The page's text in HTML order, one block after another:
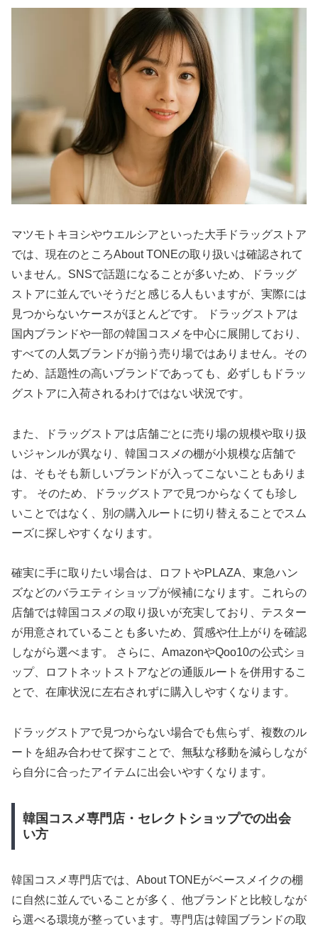
マツモトキヨシやウエルシアといった大手ドラッグストア
では、現在のところAbout TONEの取り扱いは確認されて
いません。SNSで話題になることが多いため、ドラッグ
ストアに並んでいそうだと感じる人もいますが、実際には
見つからないケースがほとんどです。 ドラッグストアは
国内ブランドや一部の韓国コスメを中心に展開しており、
すべての人気ブランドが揃う売り場ではありません。その
ため、話題性の高いブランドであっても、必ずしもドラッ
グストアに入荷されるわけではない状況です。
また、ドラッグストアは店舗ごとに売り場の規模や取り扱
いジャンルが異なり、韓国コスメの棚が小規模な店舗で
は、そもそも新しいブランドが入ってこないこともありま
す。 そのため、ドラッグストアで見つからなくても珍し
いことではなく、別の購入ルートに切り替えることでスム
ーズに探しやすくなります。
確実に手に取りたい場合は、ロフトやPLAZA、東急ハン
ズなどのバラエティショップが候補になります。これらの
店舗では韓国コスメの取り扱いが充実しており、テスター
が用意されていることも多いため、質感や仕上がりを確認
しながら選べます。 さらに、AmazonやQoo10の公式ショ
ップ、ロフトネットストアなどの通販ルートを併用するこ
とで、在庫状況に左右されずに購入しやすくなります。
ドラッグストアで見つからない場合でも焦らず、複数のル
ートを組み合わせて探すことで、無駄な移動を減らしなが
ら自分に合ったアイテムに出会いやすくなります。
韓国コスメ専門店・セレクトショップでの出会
い方
韓国コスメ専門店では、About TONEがベースメイクの棚
に自然に並んでいることが多く、他ブランドと比較しなが
ら選べる環境が整っています。専門店は韓国ブランドの取